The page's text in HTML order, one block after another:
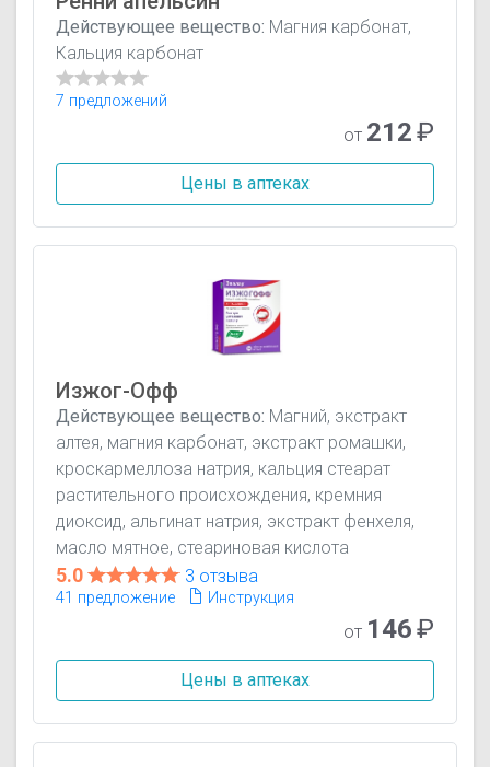
Действующее вещество: Магния карбонат,
Кальция карбонат
7 предложений
от 212₽
Цены в аптеках
Изжог-Офф
Действующее вещество: Магний, экстракт
алтея, магния карбонат, экстракт ромашки,
кроскармеллоза натрия, кальция стеарат
растительного происхождения, кремния
диоксид, альгинат натрия, экстракт фенхеля,
масло мятное, стеариновая кислота
5.0 3 отзыва
41 предложение Инструкция
от 146₽
Цены в аптеках